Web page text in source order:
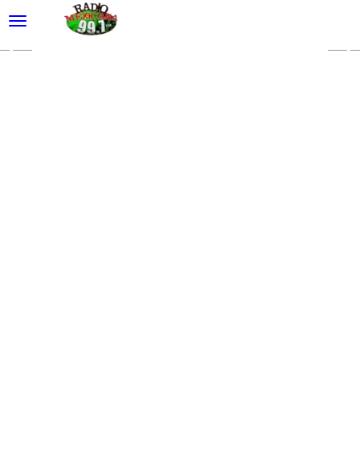
desplegar navegación